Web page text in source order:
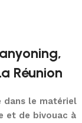
Réunion
dans le matériel
et de bivouac à